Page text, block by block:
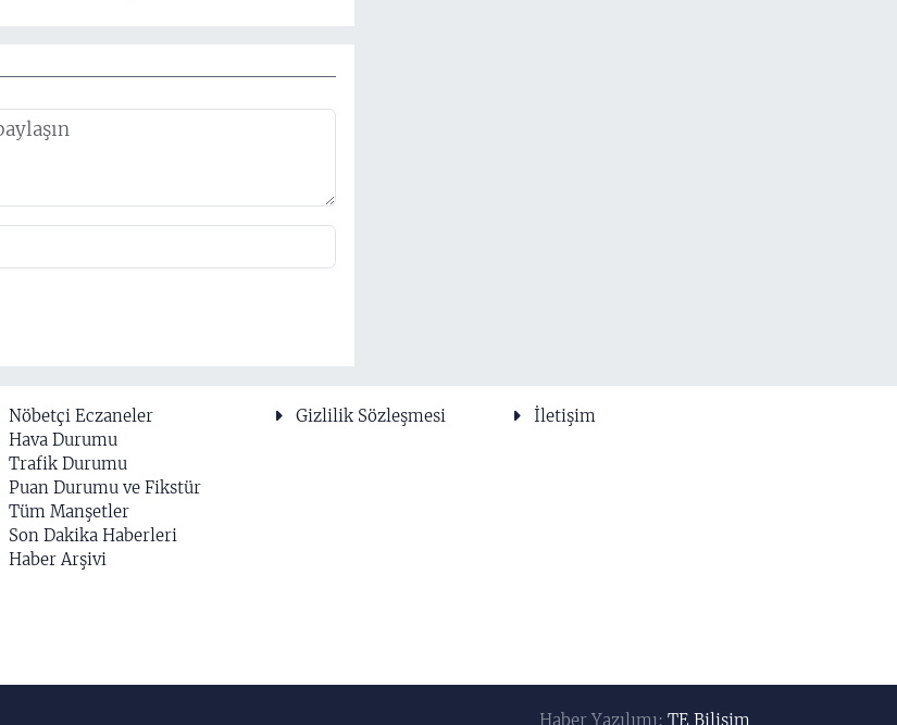
Nöbetçi Eczaneler
Hava Durumu
Trafik Durumu
Puan Durumu ve Fikstür
Tüm Manşetler
Son Dakika Haberleri
Haber Arşivi
Gizlilik Sözleşmesi İletişim
Haber Yazılımı:TE Bilişim